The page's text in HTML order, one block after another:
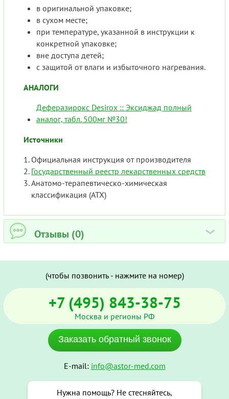
в оригинальной упаковке;
в сухом месте;
при температуре, указанной в инструкции к
конкретной упаковке;
вне доступа детей;
с защитой от влаги и избыточного нагревания.
АНАЛОГИ
Деферазирокс Desirox :: Эксиджад полный
аналог, табл. 500мг №30!
Источники
Официальная инструкция от производителя
Государственный реестр лекарственных средств
Анатомо-терапевтическо-химическая
классификация (ATX)
Отзывы (0) ›
(чтобы позвонить - нажмите на номер)
+7 (495) 843-38-75
Москва и регионы РФ
Заказать обратный звонок
E-mail: info@astor-med.com
Нужна помощь? Не стесняйтесь,